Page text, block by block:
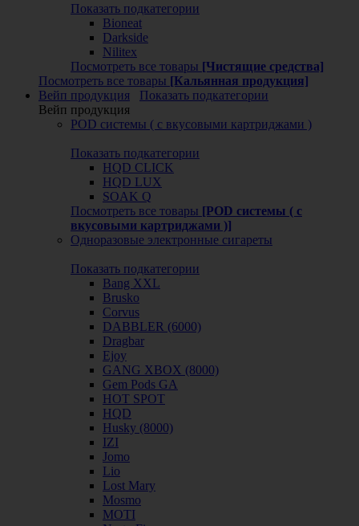
Показать подкатегории
Bioneat
Darkside
Nilitex
Посмотреть все товары [Чистящие средства]
Посмотреть все товары [Кальянная продукция]
Вейп продукция
Показать подкатегории
Вейп продукция
POD системы ( с вкусовыми картриджами )
Показать подкатегории
HQD CLICK
HQD LUX
SOAK Q
Посмотреть все товары [POD системы ( с
вкусовыми картриджами )]
Одноразовые электронные сигареты
Показать подкатегории
Bang XXL
Brusko
Corvus
DABBLER (6000)
Dragbar
Ejoy
GANG XBOX (8000)
Gem Pods GA
HOT SPOT
HQD
Husky (8000)
IZI
Jomo
Lio
Lost Mary
Mosmo
MOTI